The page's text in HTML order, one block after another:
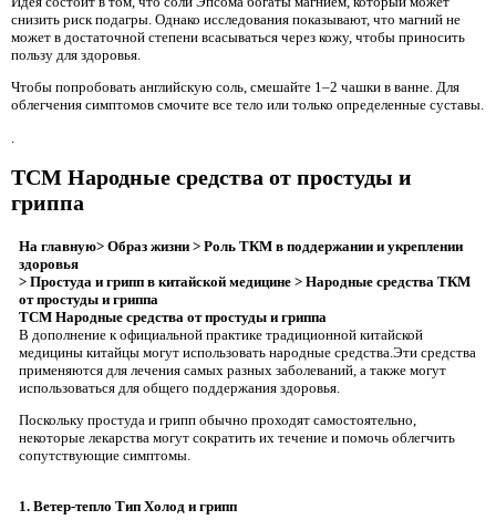
снизить риск подагры. Однако исследования показывают, что магний не
может в достаточной степени всасываться через кожу, чтобы приносить
пользу для здоровья.
Чтобы попробовать английскую соль, смешайте 1–2 чашки в ванне. Для
облегчения симптомов смочите все тело или только определенные суставы.
TCM Народные средства от простуды и
гриппа
На главную> Образ жизни > Роль ТКМ в поддержании и укреплении
здоровья
> Простуда и грипп в китайской медицине > Народные средства ТКМ
от простуды и гриппа
TCM Народные средства от простуды и гриппа
В дополнение к официальной практике традиционной китайской
медицины китайцы могут использовать народные средства.Эти средства
применяются для лечения самых разных заболеваний, а также могут
использоваться для общего поддержания здоровья.
Поскольку простуда и грипп обычно проходят самостоятельно,
некоторые лекарства могут сократить их течение и помочь облегчить
сопутствующие симптомы.
1. Ветер-тепло Тип Холод и грипп